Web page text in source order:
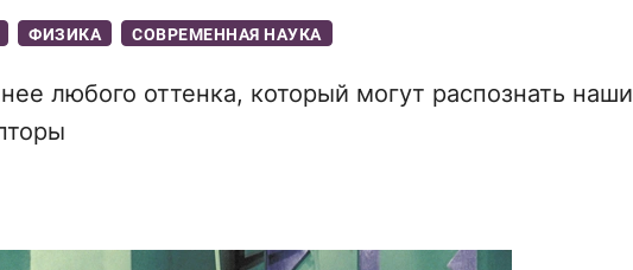
ФИЗИКА СОВРЕМЕННАЯ НАУКА
любого оттенка, который могут распознать наши